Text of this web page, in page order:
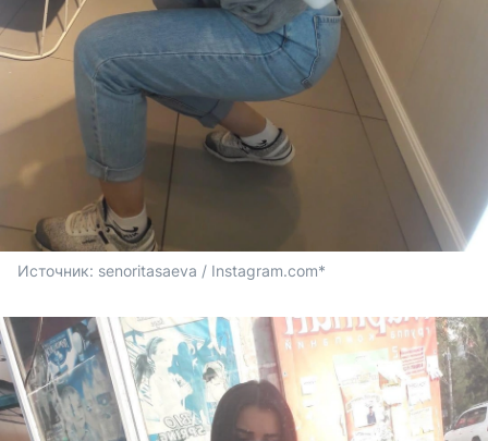
Источник: senoritasaeva / Instagram.com*